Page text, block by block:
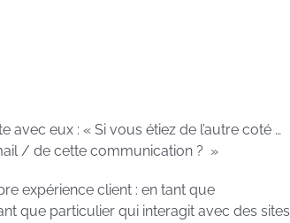
avec eux : « Si vous étiez de l’autre coté …
/ de cette communication ? »
expérience client : en tant que
que particulier qui interagit avec des sites